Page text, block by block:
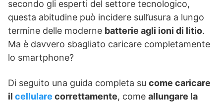
secondo gli esperti del settore tecnologico,
questa abitudine può incidere sull’usura a lungo
termine delle moderne batterie agli ioni di litio.
Ma è davvero sbagliato caricare completamente
lo smartphone?
Di seguito una guida completa su come caricare
il cellulare correttamente, come allungare la